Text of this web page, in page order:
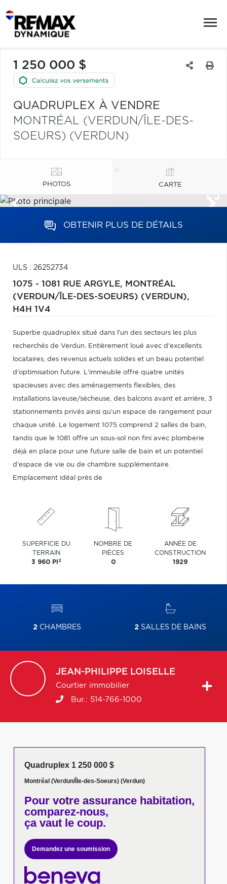
1 250 000 $
QUADRUPLEX À VENDRE
MONTRÉAL (VERDUN/ÎLE-DES-
SOEURS) (VERDUN)
PHOTOS CARTE
OBTENIR PLUS DE DÉTAILS
ULS : 26252734
1075 - 1081 RUE ARGYLE, MONTRÉAL
(VERDUN/ÎLE-DES-SOEURS) (VERDUN),
H4H 1V4
Superbe quadruplex situé dans l'un des secteurs les plus
recherchés de Verdun. Entièrement loué avec d'excellents
locataires, des revenus actuels solides et un beau potentiel
d'optimisation future. L'immeuble offre quatre unités
spacieuses avec des aménagements flexibles, des
installations laveuse/sécheuse, des balcons avant et arrière, 3
stationnements privés ainsi qu'un espace de rangement pour
chaque unité. Le logement 1075 comprend 2 salles de bain,
tandis que le 1081 offre un sous-sol non fini avec plomberie
déjà en place pour une future salle de bain et un potentiel
d'espace de vie ou de chambre supplémentaire.
Emplacement idéal près de
SUPERFICIE DU
TERRAIN
3 960 PI 2
NOMBRE DE
PIÈCES
0
ANNÉE DE
CONSTRUCTION
1929
2CHAMBRES 2 SALLES DE BAINS
JEAN-PHILIPPE LOISELLE
Courtier immobilier
Bur.: 514-766-1000
Quadruplex 1 250 000 $
Montréal (Verdun/Île-des-Soeurs) (Verdun)
Pour votreassurance habitation,
comparez-nous,
ça vaut le coup.
Demandez une soumission